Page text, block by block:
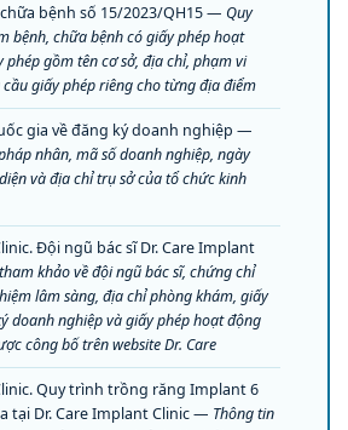
bệnh số 15/2023/QH15 — Quy
bệnh, chữa bệnh có giấy phép hoạt
gồm tên cơ sở, địa chỉ, phạm vi
giấy phép riêng cho từng địa điểm
gia về đăng ký doanh nghiệp —
nhân, mã số doanh nghiệp, ngày
và địa chỉ trụ sở của tổ chức kinh
Đội ngũ bác sĩ Dr. Care Implant
khảo về đội ngũ bác sĩ, chứng chỉ
lâm sàng, địa chỉ phòng khám, giấy
doanh nghiệp và giấy phép hoạt động
công bố trên website Dr. Care
Quy trình trồng răng Implant 6
tại Dr. Care Implant Clinic — Thông tin